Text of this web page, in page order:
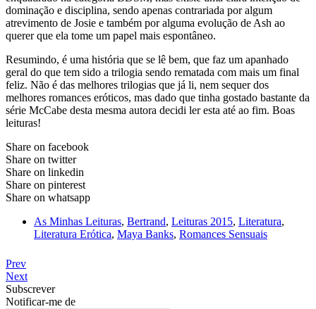
dominação e disciplina, sendo apenas contrariada por algum
atrevimento de Josie e também por alguma evolução de Ash ao
querer que ela tome um papel mais espontâneo.
Resumindo, é uma história que se lê bem, que faz um apanhado
geral do que tem sido a trilogia sendo rematada com mais um final
feliz. Não é das melhores trilogias que já li, nem sequer dos
melhores romances eróticos, mas dado que tinha gostado bastante da
série McCabe desta mesma autora decidi ler esta até ao fim. Boas
leituras!
Share on facebook
Share on twitter
Share on linkedin
Share on pinterest
Share on whatsapp
As Minhas Leituras, Bertrand, Leituras 2015, Literatura,
Literatura Erótica, Maya Banks, Romances Sensuais
Prev
Next
Subscrever
Notificar-me de